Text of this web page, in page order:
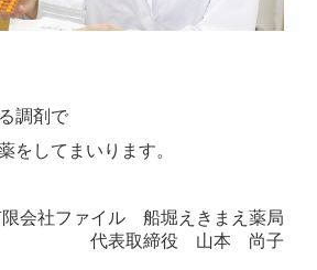
調剤で
をしてまいります。
会社ファイル 船堀えきまえ薬局
代表取締役 山本 尚子